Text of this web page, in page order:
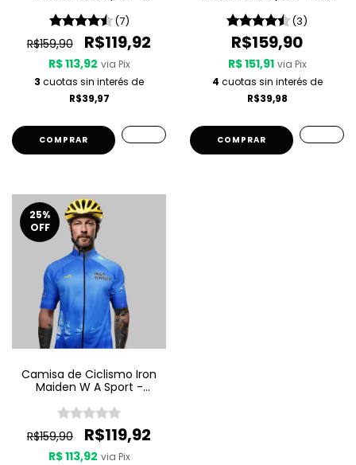
(7)
R$159,90 R$119,92
R$ 113,92 via Pix
3 cuotas sin interés de
R$39,97
COMPRAR
(3)
R$159,90
R$ 151,91 via Pix
4 cuotas sin interés de
R$39,98
COMPRAR
25%
OFF
Camisa de Ciclismo Iron
Maiden W A Sport -
Son
R$159,90
R$119,92
R$ 113,92 via Pix